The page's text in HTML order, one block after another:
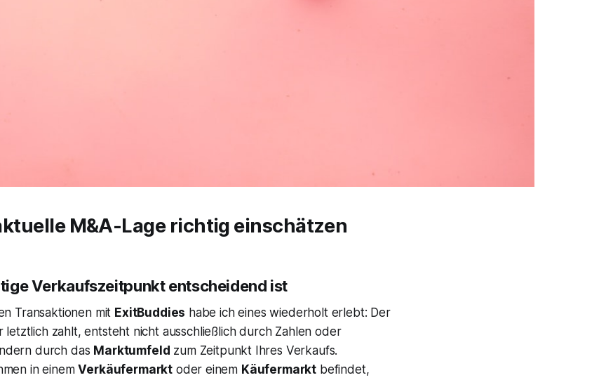
M&A-Lage richtig einschätzen
Verkaufszeitpunkt entscheidend ist
Transaktionen mit ExitBuddies habe ich eines wiederholt erlebt: Der
letztlich zahlt, entsteht nicht ausschließlich durch Zahlen oder
durch das Marktumfeld zum Zeitpunkt Ihres Verkaufs.
in einemVerkäufermarkt oder einem Käufermarkt befindet,